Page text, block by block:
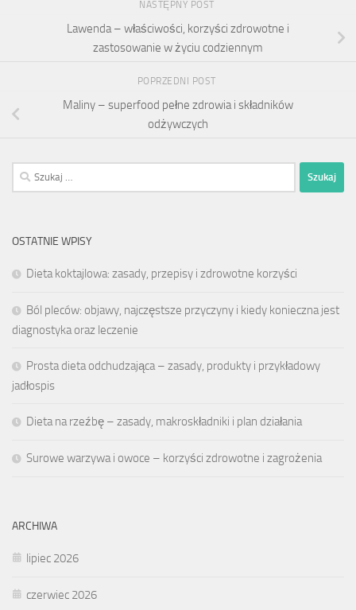
NASTĘPNY POST
Lawenda – właściwości, korzyści zdrowotne i
zastosowanie w życiu codziennym
POPRZEDNI POST
Maliny – superfood pełne zdrowia i składników
odżywczych
Szukaj:
OSTATNIE WPISY
Dieta koktajlowa: zasady, przepisy i zdrowotne korzyści
Ból pleców: objawy, najczęstsze przyczyny i kiedy konieczna jest
diagnostyka oraz leczenie
Prosta dieta odchudzająca – zasady, produkty i przykładowy
jadłospis
Dieta na rzeźbę – zasady, makroskładniki i plan działania
Surowe warzywa i owoce – korzyści zdrowotne i zagrożenia
ARCHIWA
lipiec 2026
czerwiec 2026